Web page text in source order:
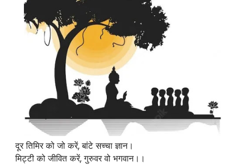
दूर तिमिर को जो करें, बांटे सच्चा ज्ञान।
मिट्टी को जीवित करें, गुरुवर वो भगवान।।